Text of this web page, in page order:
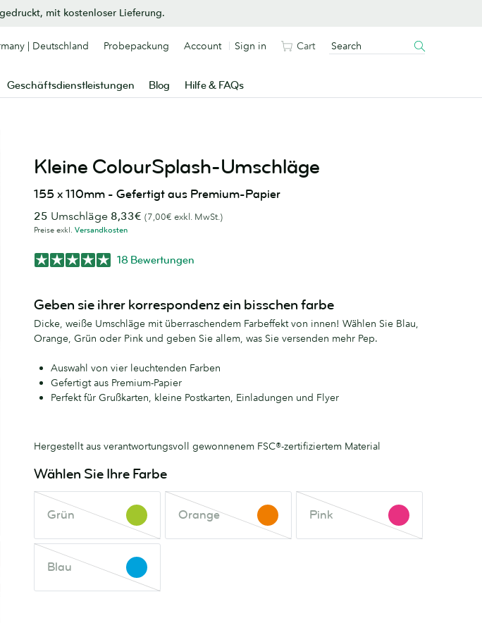
mit kostenloser Lieferung.
Geschäftsdienstleistungen Blog Hilfe & FAQs
| Deutschland Probepackung Account Sign in Cart
Kleine ColourSplash-Umschläge
155 x 110mm - Gefertigt aus Premium-Papier
25 Umschläge 8,33€ (7,00€ exkl. MwSt.)
Preise exkl. Versandkosten
18 Bewertungen
Geben sie ihrer korrespondenz ein bisschen farbe
Dicke, weiße Umschläge mit überraschendem Farbeffekt von innen! Wählen Sie Blau,
Orange, Grün oder Pink und geben Sie allem, was Sie versenden mehr Pep.
Auswahl von vier leuchtenden Farben
Gefertigt aus Premium-Papier
Perfekt für Grußkarten, kleine Postkarten, Einladungen und Flyer
Hergestellt aus verantwortungsvoll gewonnenem FSC®-zertifiziertem Material
Wählen Sie Ihre Farbe
Grün
Grün
Diese
ist
nicht
Orange
Orange
Diese
Pink
Pink
Diese
Blau
Blau
Diese